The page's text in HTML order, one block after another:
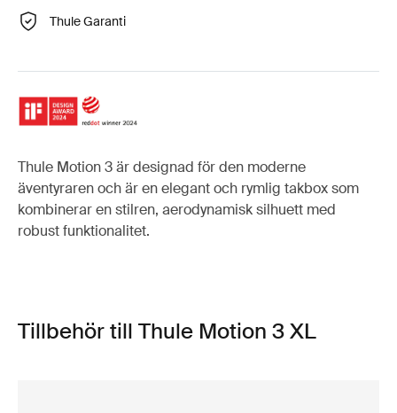
Thule Garanti
Thule Motion 3 är designad för den moderne
äventyraren och är en elegant och rymlig takbox som
kombinerar en stilren, aerodynamisk silhuett med
robust funktionalitet.
Tillbehör till Thule Motion 3 XL